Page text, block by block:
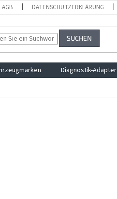
AGB DATENSCHUTZERKLÄRUNG
SUCHEN
Diagnostik-Adapter